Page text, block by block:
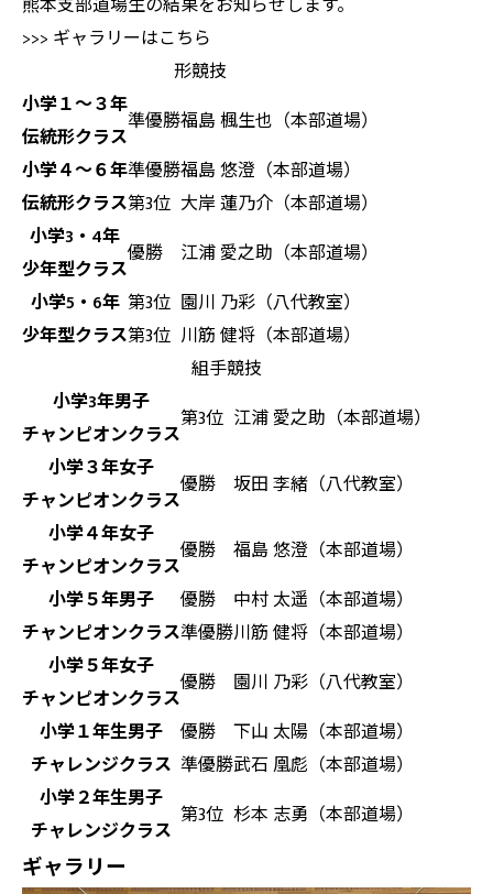
熊本支部道場生の結果をお知らせします。
>>> ギャラリーはこちら
形競技
小学１～３年
伝統形クラス
準優勝福島 楓生也（本部道場）
小学４～６年
伝統形クラス
準優勝福島 悠澄（本部道場）
第3位 大岸 蓮乃介（本部道場）
小学3・4年
少年型クラス
優勝
江浦 愛之助（本部道場）
小学5・6年
少年型クラス
第3位 園川 乃彩（八代教室）
第3位 川筋 健将（本部道場）
組手競技
小学3年男子
チャンピオンクラス
第3位 江浦 愛之助（本部道場）
小学３年女子
チャンピオンクラス
優勝 坂田 李緒（八代教室）
小学４年女子
チャンピオンクラス
優勝 福島 悠澄（本部道場）
小学５年男子
チャンピオンクラス
優勝
中村 太遥（本部道場）
準優勝川筋 健将（本部道場）
小学５年女子
チャンピオンクラス
優勝
園川 乃彩（八代教室）
小学１年生男子
チャレンジクラス
優勝 下山 太陽（本部道場）
準優勝武石 凰彪（本部道場）
小学２年生男子
チャレンジクラス
第3位 杉本 志勇（本部道場）
ギャラリー